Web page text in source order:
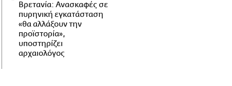
Βρετανία: Ανασκαφές σε
πυρηνική εγκατάσταση
«θα αλλάξουν την
προϊστορία»,
υποστηρίζει
αρχαιολόγος